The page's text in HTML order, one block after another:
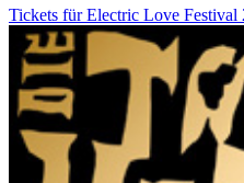
Tickets für Electric Love Festival